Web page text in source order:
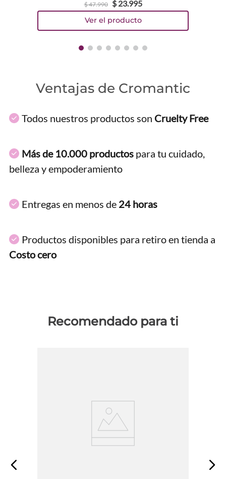
$47.990 $ 23.995
Ventajas de Cromantic
Todos nuestros productos son Cruelty Free
Más de 10.000 productos para tu cuidado,
belleza y empoderamiento
Entregas en menos de 24 horas
Productos disponibles para retiro en tienda a
Costo cero
Recomendado para ti